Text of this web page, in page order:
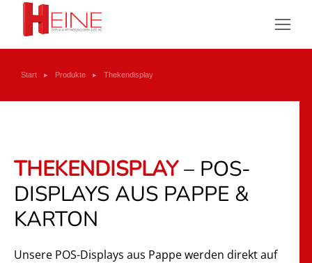
Sie befinden sich hier:
Start Produkte Thekendisplay
THEKENDISPLAY– POS-
DISPLAYS AUS PAPPE &
KARTON
Unsere POS-Displays aus Pappe werden direkt auf